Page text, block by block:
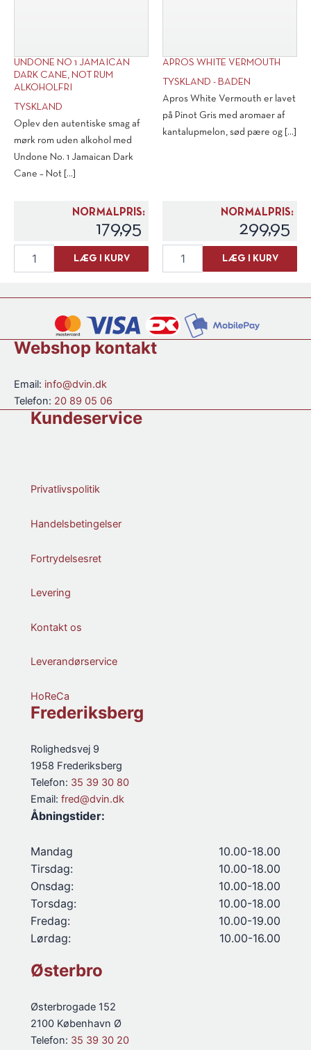
UNDONE NO 1 JAMAICAN
DARK CANE, NOT RUM
ALKOHOLFRI
TYSKLAND
Oplev den autentiske smag af
mørk rom uden alkohol med
Undone No. 1 Jamaican Dark
Cane – Not [...]
NORMALPRIS:
179,95
Rum
LÆG I KURV
APROS WHITE VERMOUTH
TYSKLAND - BADEN
Apros White Vermouth er lavet
på Pinot Gris med aromaer af
kantalupmelon, sød pære og [...]
NORMALPRIS:
299,95
White
LÆG I KURV
Webshop kontakt
Email: info@dvin.dk
Telefon: 20 89 05 06
Kundeservice
Privatlivspolitik
Handelsbetingelser
Fortrydelsesret
Levering
Kontakt os
Leverandørservice
HoReCa
Frederiksberg
Rolighedsvej 9
1958 Frederiksberg
Telefon: 35 39 30 80
Email: fred@dvin.dk
Åbningstider:
Mandag
10.00-18.00
Tirsdag:
10.00-18.00
Onsdag:
10.00-18.00
Torsdag:
10.00-18.00
Fredag:
10.00-19.00
Lørdag:
10.00-16.00
Østerbro
Østerbrogade 152
2100 København Ø
Telefon: 35 39 30 20